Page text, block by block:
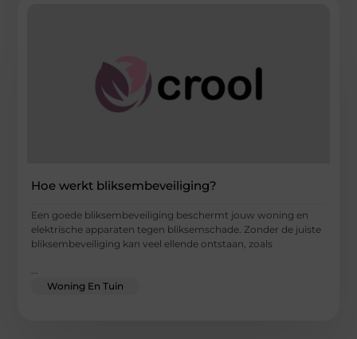
Hoe werkt bliksembeveiliging?
Een goede bliksembeveiliging beschermt jouw woning en
elektrische apparaten tegen bliksemschade. Zonder de juiste
bliksembeveiliging kan veel ellende ontstaan, zoals
Woning En Tuin